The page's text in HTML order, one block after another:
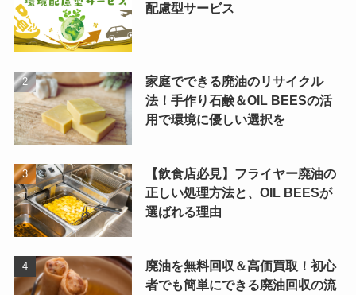
配慮型サービス
家庭でできる廃油のリサイクル
法！手作り石鹸＆OIL BEESの活
用で環境に優しい選択を
【飲食店必見】フライヤー廃油の
正しい処理方法と、OIL BEESが
選ばれる理由
廃油を無料回収＆高価買取！初心
者でも簡単にできる廃油回収の流